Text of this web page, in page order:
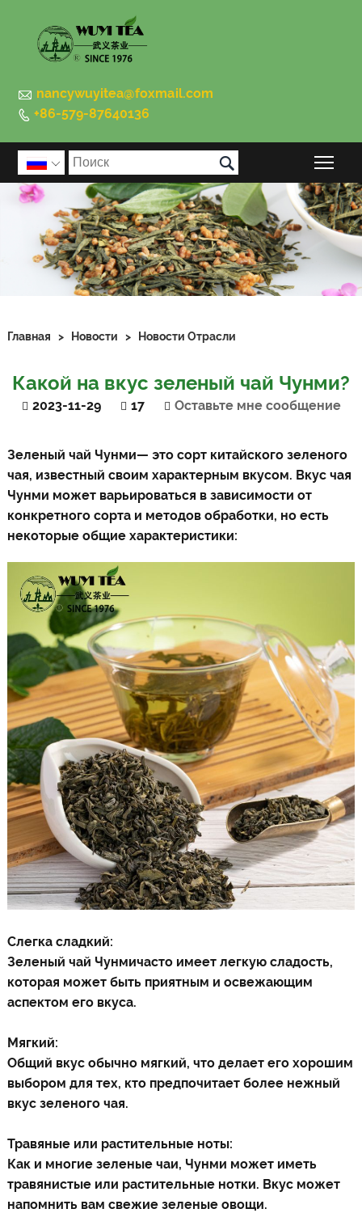
 nancywuyitea@foxmail.com
 +86-579-87640136
 
Главная > Новости > Новости Отрасли
Какой на вкус зеленый чай Чунми?
2023-11-29 17 Оставьте мне сообщение
Зеленый чай Чунми— это сорт китайского зеленого
чая, известный своим характерным вкусом. Вкус чая
Чунми может варьироваться в зависимости от
конкретного сорта и методов обработки, но есть
некоторые общие характеристики:
Слегка сладкий:
Зеленый чай Чунмичасто имеет легкую сладость,
которая может быть приятным и освежающим
аспектом его вкуса.
Мягкий:
Общий вкус обычно мягкий, что делает его хорошим
выбором для тех, кто предпочитает более нежный
вкус зеленого чая.
Травяные или растительные ноты:
Как и многие зеленые чаи, Чунми может иметь
травянистые или растительные нотки. Вкус может
напомнить вам свежие зеленые овощи.